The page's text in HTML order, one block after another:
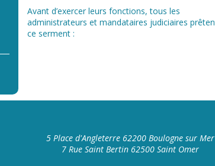
Avant d’exercer leurs fonctions, tous les
administrateurs et mandataires judiciaires
ce serment :
5 Place d'Angleterre 62200 Boulogne sur Mer
7 Rue Saint Bertin 62500 Saint Omer